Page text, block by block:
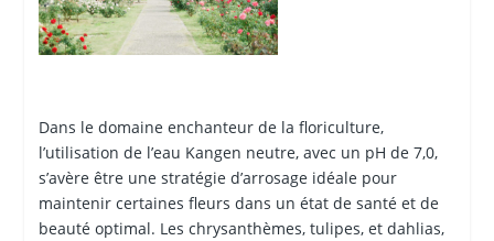
Dans le domaine enchanteur de la floriculture,
l’utilisation de l’eau Kangen neutre, avec un pH de 7,0,
s’avère être une stratégie d’arrosage idéale pour
maintenir certaines fleurs dans un état de santé et de
beauté optimal. Les chrysanthèmes, tulipes, et dahlias,